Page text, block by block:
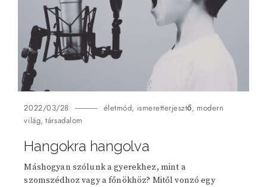
2022/03/28 életmód, ismeretterjesztő, modern
világ,társadalom
Hangokra hangolva
Máshogyan szólunk a gyerekhez, mint a
szomszédhoz vagy a főnökhöz? Mitől vonzó egy